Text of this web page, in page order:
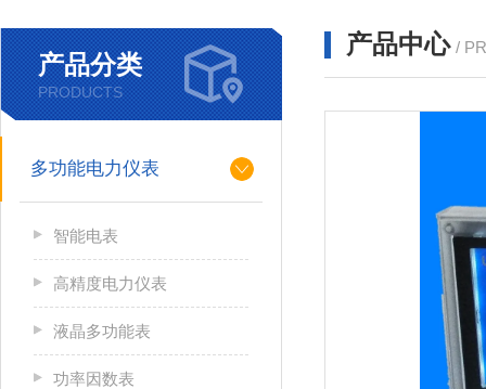
产品分类
PRODUCTS
多功能电力仪表
智能电表
高精度电力仪表
液晶多功能表
功率因数表
产品中心 /